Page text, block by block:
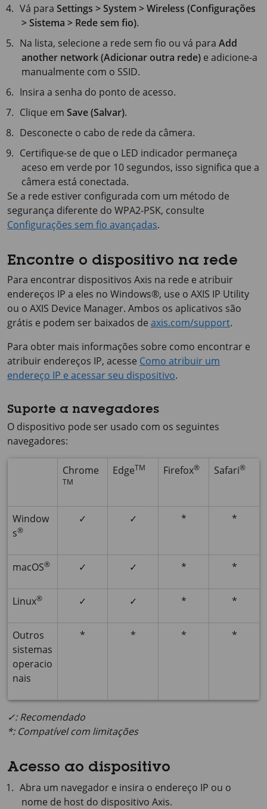
Vá paraSettings > System > Wireless (Configurações
> Sistema > Rede sem fio).
Na lista, selecione a rede sem fio ou vá paraAdd
another network (Adicionar outra rede) e adicione-a
manualmente com o SSID.
Insira a senha do ponto de acesso.
Clique emSave (Salvar).
Desconecte o cabo de rede da câmera.
Certifique-se de que o LED indicador permaneça
aceso em verde por 10 segundos, isso significa que a
câmera está conectada.
Se a rede estiver configurada com um método de
segurança diferente do WPA2-PSK, consulte
Configurações sem fio avançadas.
Encontre o dispositivo na rede
Para encontrar dispositivos Axis na rede e atribuir
endereços IP a eles no Windows®, use o AXIS IP Utility
ou o AXIS Device Manager. Ambos os aplicativos são
grátis e podem ser baixados de axis.com/support.
Para obter mais informações sobre como encontrar e
atribuir endereços IP, acesse Como atribuir um
endereço IP e acessar seu dispositivo.
Suporte a navegadores
O dispositivo pode ser usado com os seguintes
navegadores:
Chrome
TM
EdgeTM Firefox® Safari®
Window
s®
✓ ✓ * *
macOS® ✓ ✓ * *
Linux® ✓ ✓ * *
Outros
sistemas
operacio
nais
* * * *
✓: Recomendado
*: Compatível com limitações
Acesso ao dispositivo
Abra um navegador e insira o endereço IP ou o
nome de host do dispositivo Axis.